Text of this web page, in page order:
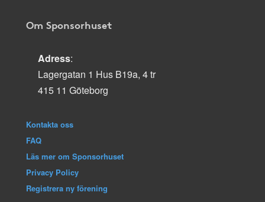
Om Sponsorhuset
Adress:
Lagergatan 1 Hus B19a, 4 tr
415 11 Göteborg
Kontakta oss
FAQ
Läs mer om Sponsorhuset
Privacy Policy
Registrera ny förening